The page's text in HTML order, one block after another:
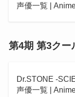
声優一覧 |
第4期 第3クー
Dr.STONE -
声優一覧 |